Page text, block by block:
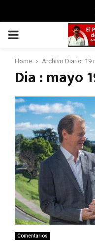
PRIMARY
MENU
Home Archivo Diario: 19
Dia : mayo
Comentarios